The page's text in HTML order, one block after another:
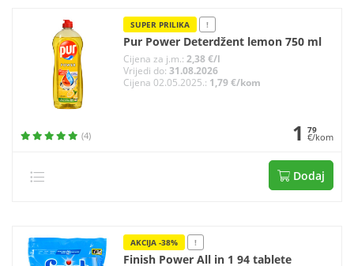
SUPER PRILIKA !
Pur Power Deterdžent lemon 750 ml
Cijena za j.m.: 2,38 €/l
Vrijedi do: 31.08.2026
Cijena 02.05.2025.: 1,79 €/kom
(4) 1 79
€/kom
Dodaj
AKCIJA -38% !
Finish Power All in 1 94 tablete